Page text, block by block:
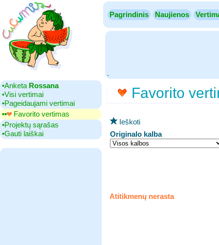
Pagrindinis Naujienos
.
•‎Anketa Rossana
•‎Visi vertimai
•‎Pageidaujami vertimai
▪▪‎
Favorito vertimas
•‎Projektų sąrašas
•‎Gauti laiškai
Favorito
Ieškoti
Originalo kalba
Atitikmenų nerasta